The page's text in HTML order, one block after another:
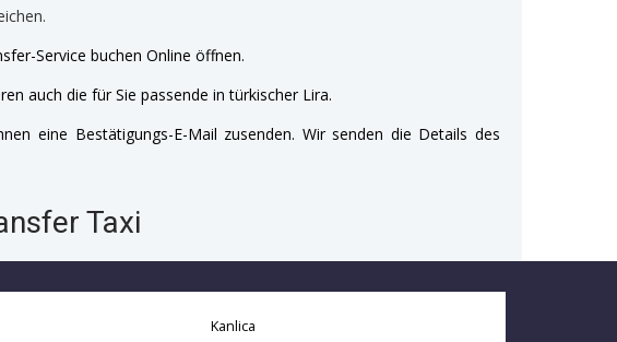
Service buchen Online öffnen.
auch die für Sie passende in türkischer Lira.
eine Bestätigungs-E-Mail zusenden. Wir senden die Details des
Taxi
Kanlica